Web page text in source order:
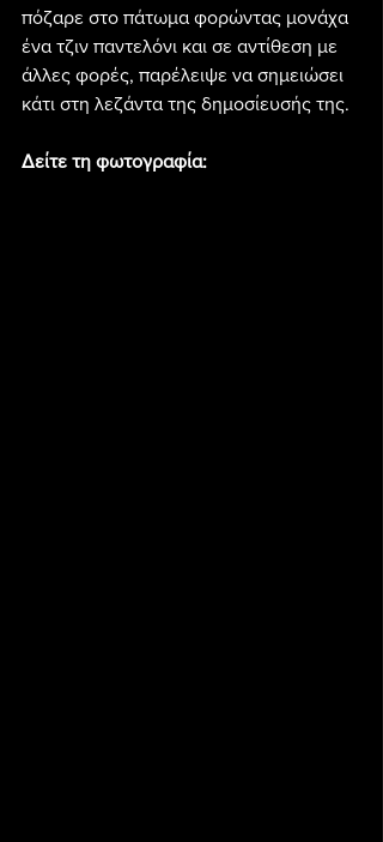
πόζαρε στο πάτωμα φορώντας μονάχα
ένα τζιν παντελόνι και σε αντίθεση με
άλλες φορές, παρέλειψε να σημειώσει
κάτι στη λεζάντα της δημοσίευσής της.
Δείτε τη φωτογραφία: